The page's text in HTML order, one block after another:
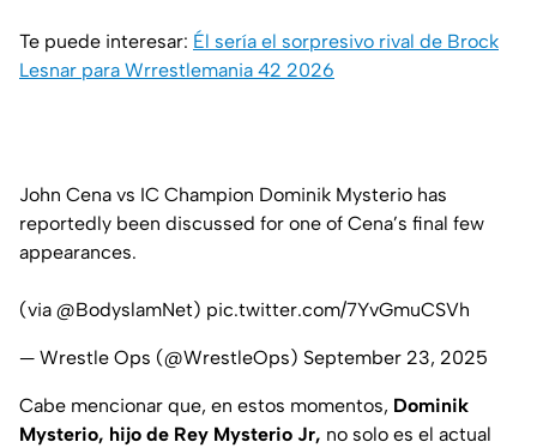
Te puede interesar: Él sería el sorpresivo rival de Brock
Lesnar para Wrrestlemania 42 2026
John Cena vs IC Champion Dominik Mysterio has
reportedly been discussed for one of Cena’s final few
appearances.
(via @BodyslamNet) pic.twitter.com/7YvGmuCSVh
— Wrestle Ops (@WrestleOps) September 23, 2025
Cabe mencionar que, en estos momentos, Dominik
Mysterio, hijo de Rey Mysterio Jr, no solo es el actual